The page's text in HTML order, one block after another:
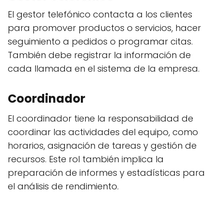
El gestor telefónico contacta a los clientes
para promover productos o servicios, hacer
seguimiento a pedidos o programar citas.
También debe registrar la información de
cada llamada en el sistema de la empresa.
Coordinador
El coordinador tiene la responsabilidad de
coordinar las actividades del equipo, como
horarios, asignación de tareas y gestión de
recursos. Este rol también implica la
preparación de informes y estadísticas para
el análisis de rendimiento.